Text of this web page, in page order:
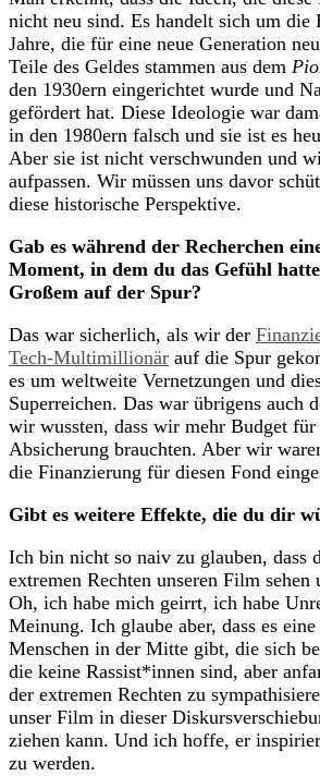
nicht neu sind. Es handelt sich um die
Jahre, die für eine neue Generation
Teile des Geldes stammen aus dem
den 1930ern eingerichtet wurde und
gefördert hat. Diese Ideologie war
in den 1980ern falsch und sie ist es
Aber sie ist nicht verschwunden und
aufpassen. Wir müssen uns davor
diese historische Perspektive.
Gab es während der Recherchen
Moment, in dem du das Gefühl
Großem auf der Spur?
Das war sicherlich, als wir der
Tech-Multimillionär auf die Spur
es um weltweite Vernetzungen und
Superreichen. Das war übrigens auch
wir wussten, dass wir mehr Budget für
Absicherung brauchten. Aber wir
die Finanzierung für diesen Fond
Gibt es weitere Effekte, die du dir
Ich bin nicht so naiv zu glauben, dass
extremen Rechten unseren Film sehen
Oh, ich habe mich geirrt, ich habe
Meinung. Ich glaube aber, dass es
Menschen in der Mitte gibt, die sich
die keine Rassist*innen sind, aber
der extremen Rechten zu
unser Film in dieser
ziehen kann. Und ich hoffe, er
zu werden.